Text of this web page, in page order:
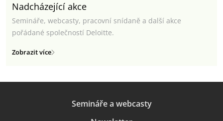
Nadcházející akce
Semináře, webcasty, pracovní snídaně a další akce
pořádané společností Deloitte.
Zobrazit více
Semináře a webcasty